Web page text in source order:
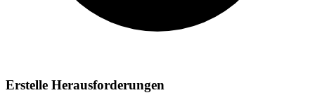
Erstelle Herausforderungen